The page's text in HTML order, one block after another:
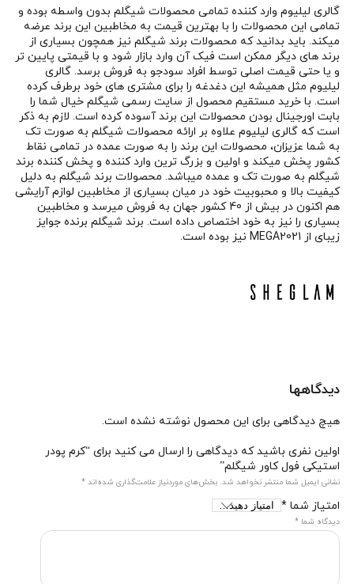
گالری لیلیوم وارد کننده تمامی محصولات شیگلم بدون واسطه بوده و
تمامی این محصولات را با بهترین قیمت به مخاطبین این برند عرضه
میکند. باید بدانید که محصولات برند شیگلم نیز همچون بسیاری از
برند های دیگر ممکن است فیک آن وارد بازار شود و با قیمتی پایین تر
و یا حتی قیمت اصلی توسط افراد سودجو به فروش برسد. گالری
لیلیوم مثل همیشه این دغدغه را برای مشتری های خود برطرف کرده
است. با خرید مستقیم محصول از سایت رسمی شیگلم خیال شما را
بابت اورجینال بودن محصولات این برند آسوده کرده است. لازم به ذکر
است که گالری لیلیوم علاوه بر ارائه محصولات شیگلم به صورت تک
به شما عزیزان، محصولات این برند را به صورت عمده در تمامی نقاط
کشور پخش میکند و اولین و بزرگ ترین وارد کننده و پخش کننده برند
شیگلم به صورت تک و عمده میباشد. محصولات برند شیگلم به دلیل
کیفیت بالا و محبوبیت خود در میان بسیاری از مخاطبین لوازم آرایشی
هم اکنون در بیش از 40 کشور جهان به فروش میرسد و مخاطبین
بسیاری را نیز به خود اختصاص داده است. برند شیگلم برنده جوایز
زیبای از MEGA2021 نیز بوده است.
دیدگاهها
هیچ دیدگاهی برای این محصول نوشته نشده است.
اولین نفری باشید که دیدگاهی را ارسال می کنید برای “کرم پودر
استیکی فول کاور شیگلم”
نشانی ایمیل شما منتشر نخواهد شد. بخش‌های موردنیاز علامت‌گذاری شده‌اند *
امتیاز شما *
دیدگاه شما *